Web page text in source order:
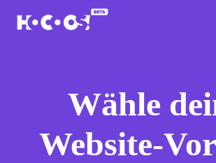
Wähle
Website-